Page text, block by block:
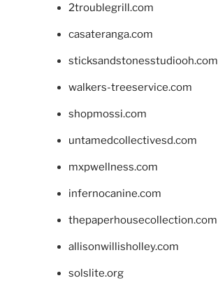
2troublegrill.com
casateranga.com
sticksandstonesstudiooh.com
walkers-treeservice.com
shopmossi.com
untamedcollectivesd.com
mxpwellness.com
infernocanine.com
thepaperhousecollection.com
allisonwillisholley.com
solslite.org